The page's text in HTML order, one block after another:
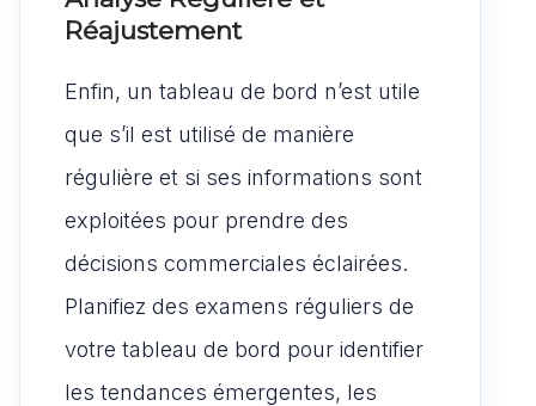
Réajustement
Enfin, un tableau de bord n’est utile
que s’il est utilisé de manière
régulière et si ses informations sont
exploitées pour prendre des
décisions commerciales éclairées.
Planifiez des examens réguliers de
votre tableau de bord pour identifier
les tendances émergentes, les